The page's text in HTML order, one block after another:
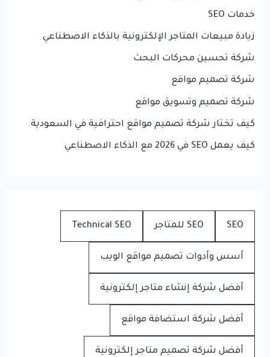
خدمات SEO
زيادة مبيعات المتاجر الإلكترونية بالذكاء الاصطناعي
شركة تحسين محركات البحث
شركة تصميم مواقع
شركة تصميم وتسويق مواقع
كيف تختار شركة تصميم مواقع احترافية في السعودية
كيف يعمل SEO في 2026 مع الذكاء الاصطناعي
SEO SEO للمتاجر Technical SEO
أسس وأدوات تصميم مواقع الويب
أفضل شركة إنشاء متاجر إلكترونية
أفضل شركة استضافة مواقع
أفضل شركة تصميم متاجر إلكترونية